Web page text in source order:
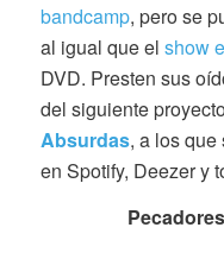
bandcamp, pero se
al igual que el show
DVD. Presten sus
del siguiente
Absurdas, a los que
en Spotify, Deezer y